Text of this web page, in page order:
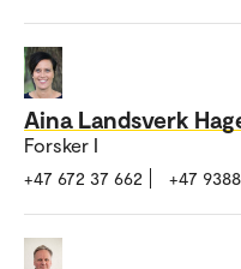
Aina Landsverk
Forsker I
+47 672 37 662 +47